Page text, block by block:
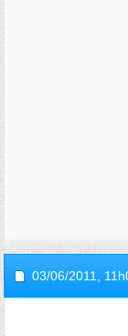
03/06/2011,